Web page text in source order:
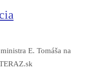
E. Tomáša na